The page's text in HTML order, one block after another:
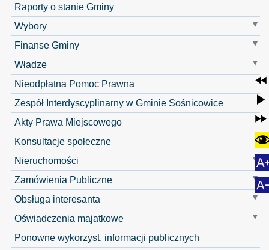
Raporty o stanie Gminy
Wybory
Finanse Gminy
Władze
Nieodpłatna Pomoc Prawna
Zespół Interdyscyplinarny w Gminie Sośnicowice
Akty Prawa Miejscowego
Konsultacje społeczne
Nieruchomości
Zamówienia Publiczne
Obsługa interesanta
Oświadczenia majatkowe
Ponowne wykorzyst. informacji publicznych